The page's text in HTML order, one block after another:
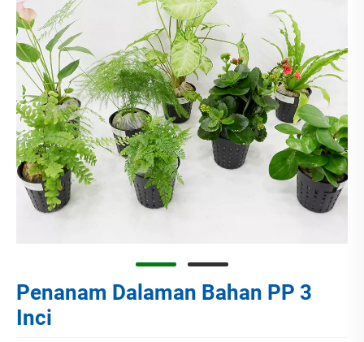
Penanam Dalaman Bahan PP 3
Inci